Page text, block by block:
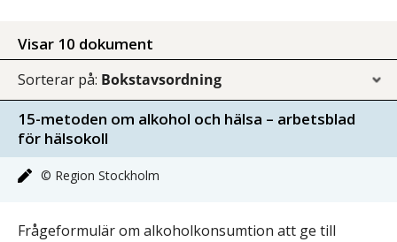
Visar 10 dokument
Sorterar på: Bokstavsordning
15-metoden om alkohol och hälsa – arbetsblad
för hälsokoll
© Region Stockholm
Frågeformulär om alkoholkonsumtion att ge till